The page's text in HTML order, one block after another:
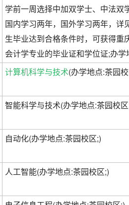
学前一周选择中加双学士、中法双
国内学习两年，国外学习两年，详
生毕业达到合格条件时，可获得重
会计学专业的毕业证和学位证;办学
计算机科学与技术(办学地点:茶园
智能科学与技术(办学地点:茶园校
自动化(办学地点:茶园校区;)
人工智能(办学地点:茶园校区;)